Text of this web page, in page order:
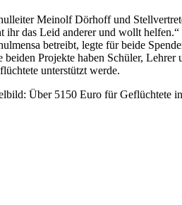
Meinolf Dörhoff und
ihr das Leid anderer und wollt
betreibt, legte für beide
beiden Projekte haben Schüler,
unterstützt werde.
Über 5150 Euro für Geflüchtete